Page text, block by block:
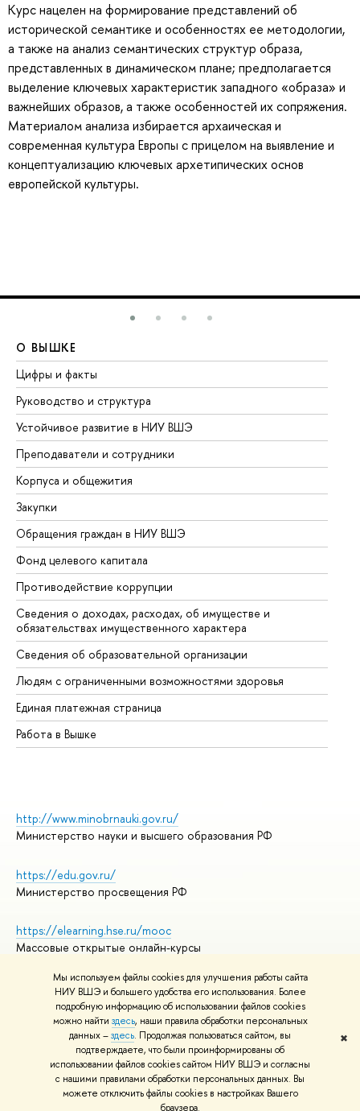
Мы используем файлы cookies для улучшения работы сайта
НИУ ВШЭ и большего удобства его использования. Более
подробную информацию об использовании файлов cookies
можно найти здесь, наши правила обработки персональных
данных –здесь. Продолжая пользоваться сайтом, вы
подтверждаете, что были проинформированы об
использовании файлов cookies сайтом НИУ ВШЭ и согласны
с нашими правилами обработки персональных данных. Вы
можете отключить файлы cookies в настройках Вашего
браузера.
✖
Курс нацелен на формирование представлений об
исторической семантике и особенностях ее методологии,
а также на анализ семантических структур образа,
представленных в динамическом плане; предполагается
выделение ключевых характеристик западного «образа» и
важнейших образов, а также особенностей их сопряжения.
Материалом анализа избирается архаическая и
современная культура Европы с прицелом на выявление и
концептуализацию ключевых архетипических основ
европейской культуры.
О ВЫШКЕ
Цифры и факты
Руководство и структура
Устойчивое развитие в НИУ ВШЭ
Преподаватели и сотрудники
Корпуса и общежития
Закупки
Обращения граждан в НИУ ВШЭ
Фонд целевого капитала
Противодействие коррупции
Сведения о доходах, расходах, об имуществе и
обязательствах имущественного характера
Сведения об образовательной организации
Людям с ограниченными возможностями здоровья
Единая платежная страница
Работа в Вышке
http://www.minobrnauki.gov.ru/
Министерство науки и высшего образования РФ
https://edu.gov.ru/
Министерство просвещения РФ
https://elearning.hse.ru/mooc
Массовые открытые онлайн-курсы
© НИУ ВШЭ 1993–2026
Адреса и контакты
Условия использования материалов
Политика конфиденциальности
Правила применения рекомендательных технологий в НИУ ВШЭ
Карта сайта